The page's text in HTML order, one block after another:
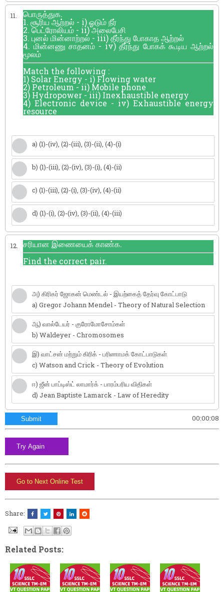
11. பொருத்துக.
1. சூரிய ஆற்றல் - i) ஓடும் நீர்
2. பெட்ரோலியம் - ii) அலைபேசி
3. புனல் மின்னாற்றல் - iii) தீர்ந்து போகாத ஆற்றல்
4. மின்னணு சாதனம் - iv) தீர்ந்து போகக் கூடிய ஆற்றல்
மூலம்
Match the following :
1) Solar Energy - i) Flowing water
2) Petroleum - ii) Mobile phone
3) Hydropower - iii) Inexhaustible energy
4) Electronic device - iv) Exhaustible energy
resource
a) (1)-(iv), (2)-(iii), (3)-(ii), (4)-(i)
b) (1)-(iii), (2)-(iv), (3)-(i), (4)-(ii)
c) (1)-(iii), (2)-(i), (3)-(iv), (4)-(ii)
d) (1)-(i), (2)-(iv), (3)-(ii), (4)-(iii)
12.
சரியான இணையைக் காண்க.
Find the correct pair.
அ) கிரிகர் ஜோகன் மெண்டல் - இயற்கைத் தேர்வு கோட்பாடு
a) Gregor Johann Mendel - Theory of Natural Selection
ஆ) வால்டேயர் - குரோமோசோம்கள்
b) Waldeyer - Chromosomes
இ) வாட்சன் மற்றும் கிரிக் - பரிணாமக் கோட்பாடுகள்
c) Watson and Crick - Theory of Evolution
ஈ) ஜீன் பாப்டிஸ்ட் லாமார்க் - பாரம்பரிய விதிகள்
d) Jean Baptiste Lamarck - Law of Heredity
Submit 00:00:09
Share:
Related Posts: